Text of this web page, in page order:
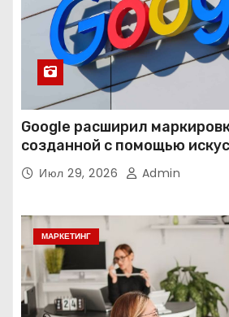
Google расширил
созданной с помощью
интеллекта
Июл 29, 2026 Admin
МАРКЕТИНГ